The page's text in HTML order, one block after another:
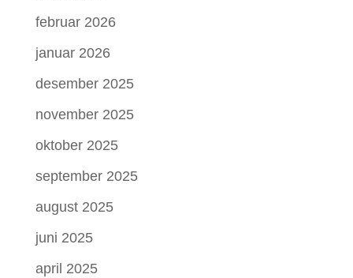
februar 2026
januar 2026
desember 2025
november 2025
oktober 2025
september 2025
august 2025
juni 2025
april 2025